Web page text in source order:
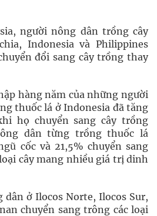
người nông dân trồng cây
Indonesia và Philippines
đổi sang cây trồng thay
hàng năm của những người
thuốc lá ở Indonesia đã tăng
họ chuyển sang cây trồng
dân từng trồng thuốc lá
cốc và 21,5% chuyển sang
cây mang nhiều giá trị dinh
dân ở Ilocos Norte, Ilocos Sur,
chuyển sang trông các loại